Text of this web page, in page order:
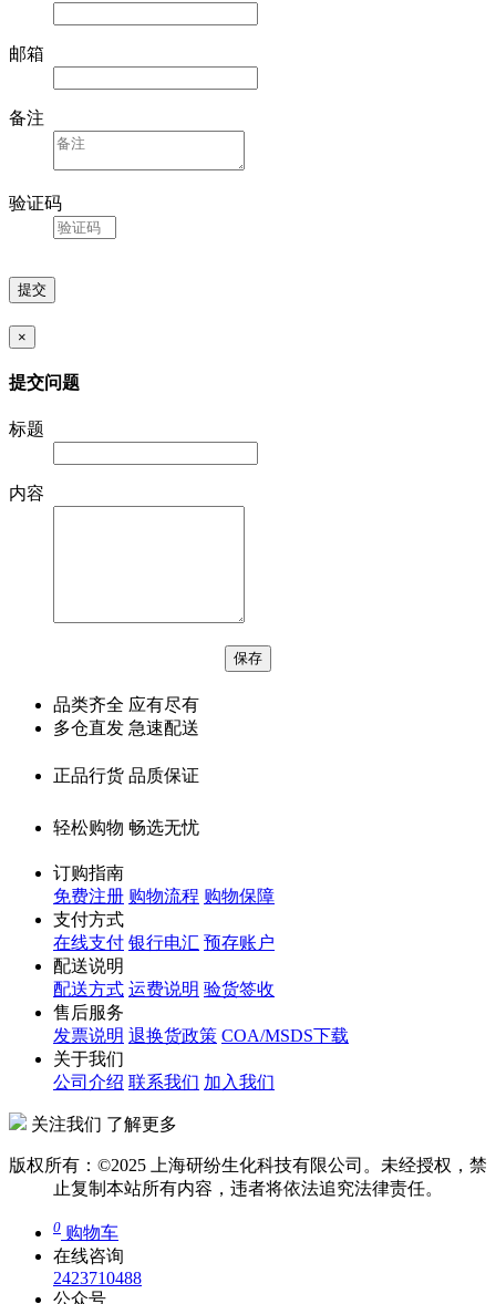
邮箱
备注
验证码
×
提交问题
标题
内容
品类齐全 应有尽有
多仓直发 急速配送
正品行货 品质保证
轻松购物 畅选无忧
订购指南
免费注册 购物流程 购物保障
支付方式
在线支付 银行电汇 预存账户
配送说明
配送方式 运费说明 验货签收
售后服务
发票说明 退换货政策 COA/MSDS下载
关于我们
公司介绍 联系我们 加入我们
关注我们 了解更多
版权所有：©2025 上海研纷生化科技有限公司。未经授权，禁
止复制本站所有内容，违者将依法追究法律责任。
0 购物车
在线咨询
2423710488
公众号